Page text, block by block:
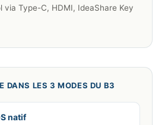
via Type-C, HDMI, IdeaShare Key
DANS LES 3 MODES DU B3
natif